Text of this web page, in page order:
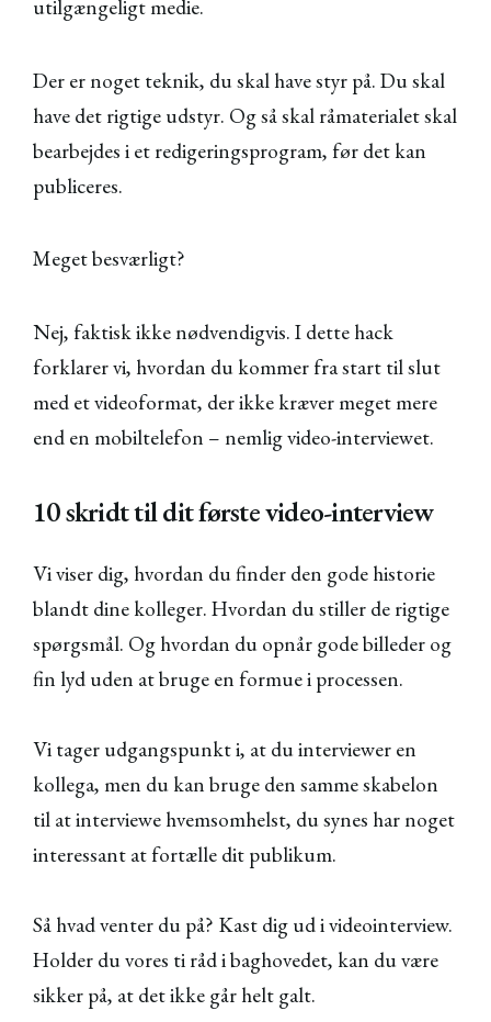
utilgængeligt medie.
Der er noget teknik, du skal have styr på. Du skal
have det rigtige udstyr. Og så skal råmaterialet skal
bearbejdes i et redigeringsprogram, før det kan
publiceres.
Meget besværligt?
Nej, faktisk ikke nødvendigvis. I dette hack
forklarer vi, hvordan du kommer fra start til slut
med et videoformat, der ikke kræver meget mere
end en mobiltelefon – nemlig video-interviewet.
10 skridt til dit første video-interview
Vi viser dig, hvordan du finder den gode historie
blandt dine kolleger. Hvordan du stiller de rigtige
spørgsmål. Og hvordan du opnår gode billeder og
fin lyd uden at bruge en formue i processen.
Vi tager udgangspunkt i, at du interviewer en
kollega, men du kan bruge den samme skabelon
til at interviewe hvemsomhelst, du synes har noget
interessant at fortælle dit publikum.
Så hvad venter du på? Kast dig ud i videointerview.
Holder du vores ti råd i baghovedet, kan du være
sikker på, at det ikke går helt galt.